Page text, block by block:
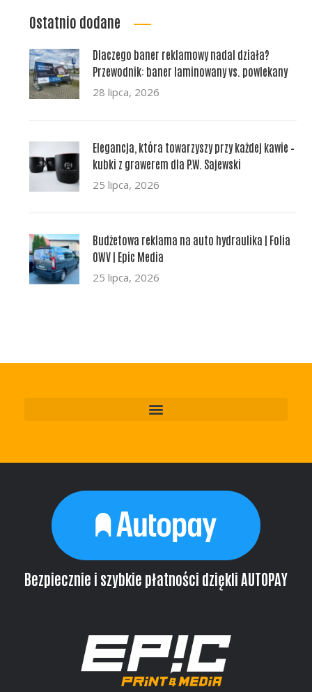
Ostatnio dodane
Dlaczego baner reklamowy nadal działa?
Przewodnik: baner laminowany vs. powlekany
28 lipca, 2026
Elegancja, która towarzyszy przy każdej kawie –
kubki z grawerem dla P.W. Sajewski
25 lipca, 2026
Budżetowa reklama na auto hydraulika | Folia
OWV | Epic Media
25 lipca, 2026
Bezpiecznie i szybkie płatności dziękli AUTOPAY